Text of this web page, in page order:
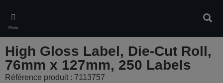
main
content
Menu
High Gloss Label, Die-Cut Roll,
76mm x 127mm, 250 Labels
Référence produit : 7113757